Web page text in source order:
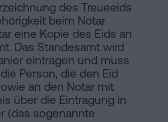
des Treueeids
beim Notar
eine Kopie des Eids an
Das Standesamt wird
eintragen und muss
Person, die den Eid
an den Notar mit
über die Eintragung in
(das sogenannte